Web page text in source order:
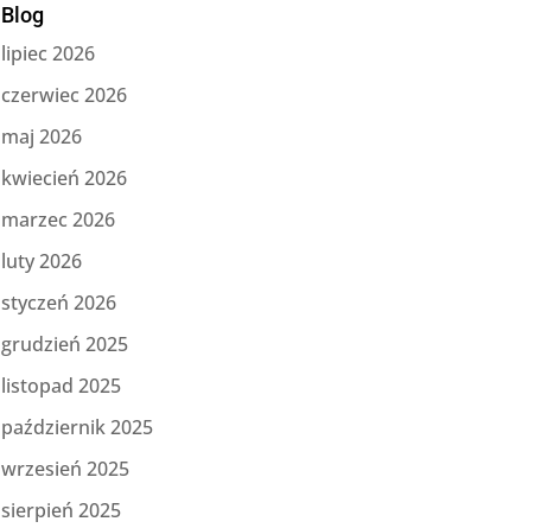
Blog
lipiec 2026
czerwiec 2026
maj 2026
kwiecień 2026
marzec 2026
luty 2026
styczeń 2026
grudzień 2025
listopad 2025
październik 2025
wrzesień 2025
sierpień 2025